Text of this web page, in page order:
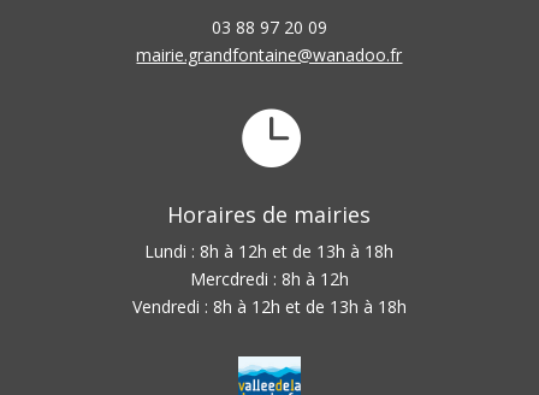
03 88 97 20 09
mairie.grandfontaine@wanadoo.fr

Horaires de mairies
Lundi : 8h à 12h et de 13h à 18h
Mercdredi : 8h à 12h
Vendredi : 8h à 12h et de 13h à 18h